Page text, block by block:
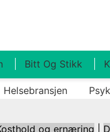
Bitt Og Stikk
Helsebransjen
og ernæring